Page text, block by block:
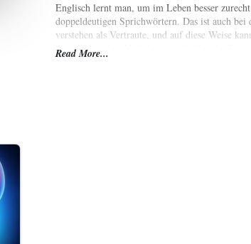
Englisch lernt man, um im Leben besser
doppeldeutigen Sprichwörtern. Das ist auch bei
verstehen als Vertraute, und auf diese Weise
bewusst werden. Und dann wird selbst der
untereinander sprechen im Alltagsleben fast
Read More...